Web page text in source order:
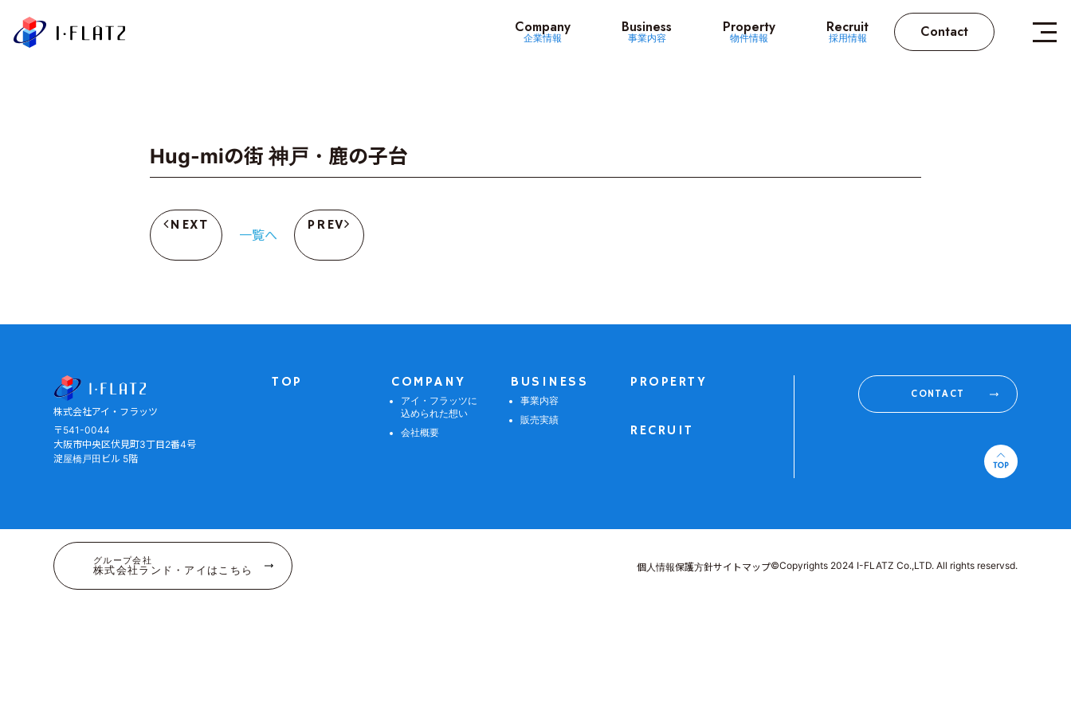
Company
企業情報
Business
事業内容
Property
物件情報
Recruit
採用情報 Contact
Hug-miの街 神戸・鹿の子台
NEXT
一覧へ
PREV
株式会社アイ・フラッツ
株式会社アイ・フラッツ
〒541-0044
大阪市中央区伏見町3丁目2番4号
淀屋橋戸田ビル 5階
TOP COMPANY
アイ・フラッツに
込められた想い
会社概要
BUSINESS
事業内容
販売実績
PROPERTY
RECRUIT
CONTACT
グループ会社
株式会社ランド・アイはこちら 個人情報保護方針サイトマップ©Copyrights 2024 I-FLATZ Co.,LTD. All rights reservsd.